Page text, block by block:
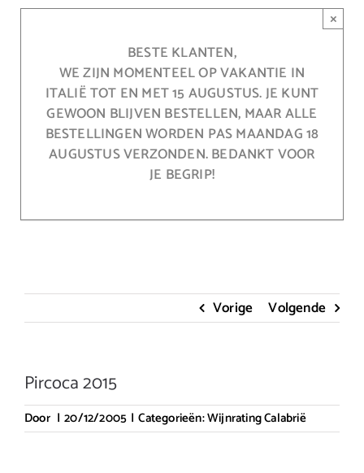
BESTE KLANTEN,
WE ZIJN MOMENTEEL OP VAKANTIE IN
ITALIË TOT EN MET 15 AUGUSTUS. JE KUNT
GEWOON BLIJVEN BESTELLEN, MAAR ALLE
BESTELLINGEN WORDEN PAS MAANDAG 18
AUGUSTUS VERZONDEN. BEDANKT VOOR
JE BEGRIP!
×
Vorige Volgende
Pircoca 2015
Door | 20/12/2005 | Categorieën:Wijnrating Calabrië